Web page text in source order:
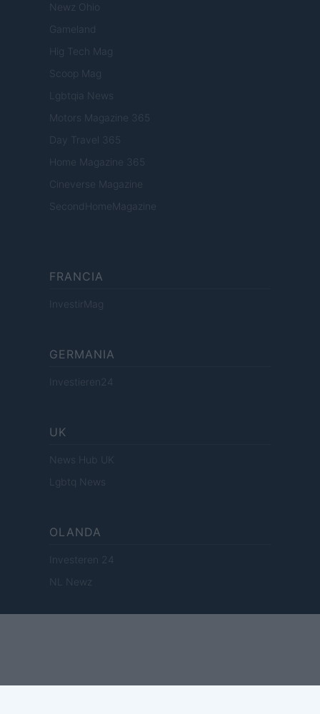
Newz Ohio
Gameland
Hig Tech Mag
Scoop Mag
Lgbtqia News
Motors Magazine 365
Day Travel 365
Home Magazine 365
Cineverse Magazine
SecondHomeMagazine
FRANCIA
InvestirMag
GERMANIA
Investieren24
UK
News Hub UK
Lgbtq News
OLANDA
Investeren 24
NL Newz